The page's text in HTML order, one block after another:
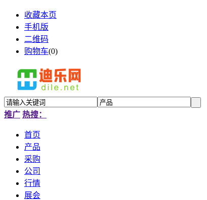
收藏本页
手机版
二维码
购物车(0)
推广 热搜：
首页
产品
采购
公司
行情
展会